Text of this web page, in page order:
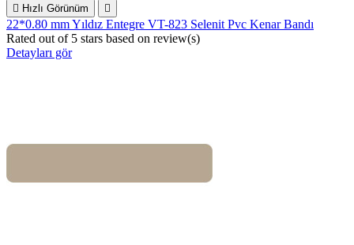
 Hızlı Görünüm 
22*0.80 mm Yıldız Entegre VT-823 Selenit Pvc Kenar Bandı
Rated out of 5 stars based on review(s)
Detayları gör